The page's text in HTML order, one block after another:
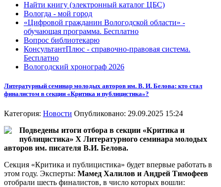
Найти книгу (электронный каталог ЦБС)
Вологда - мой город
«Цифровой гражданин Вологодской области» -
обучающая программа. Бесплатно
Вопрос библиотекарю
КонсультантПлюс - справочно-правовая система.
Бесплатно
Вологодский хронограф 2026
Литературный семинар молодых авторов им. В. И. Белова: кто стал
финалистом в секции «Критика и публицистика»?
Категория: Новости Опубликовано: 29.09.2025 15:24
Подведены итоги отбора в секции «Критика и
публицистика» X Литературного семинара молодых
авторов им. писателя В.И. Белова.
Секция «Критика и публицистика» будет впервые работать в
этом году. Эксперты: Мамед Халилов и Андрей Тимофеев
отобрали шесть финалистов, в число которых вошли: